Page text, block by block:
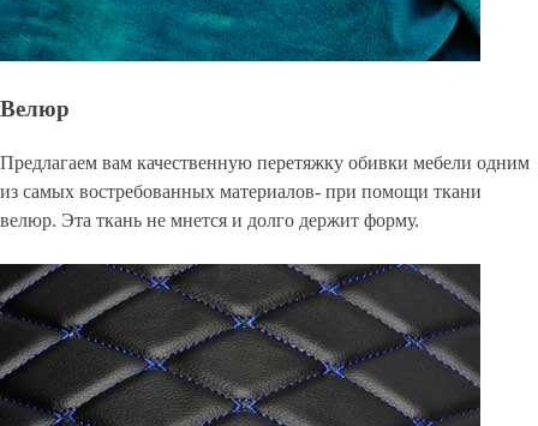
Велюр
Предлагаем вам качественную перетяжку обивки мебели одним
из самых востребованных материалов- при помощи ткани
велюр. Эта ткань не мнется и долго держит форму.